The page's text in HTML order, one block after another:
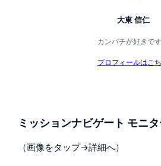
大東 信仁
カンパチが好きです
プロフィールはこ
ミッションナビゲート モニ
（画像をタップ→詳細へ）